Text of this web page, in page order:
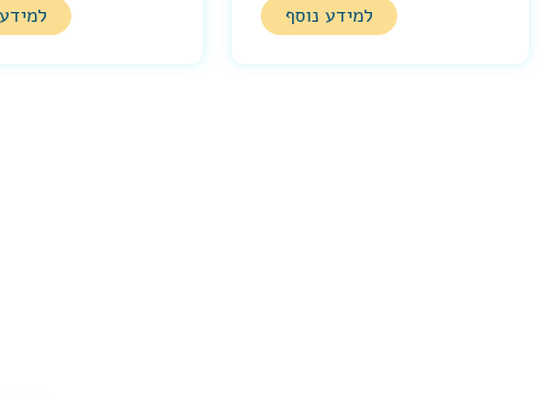
למידע נוסף